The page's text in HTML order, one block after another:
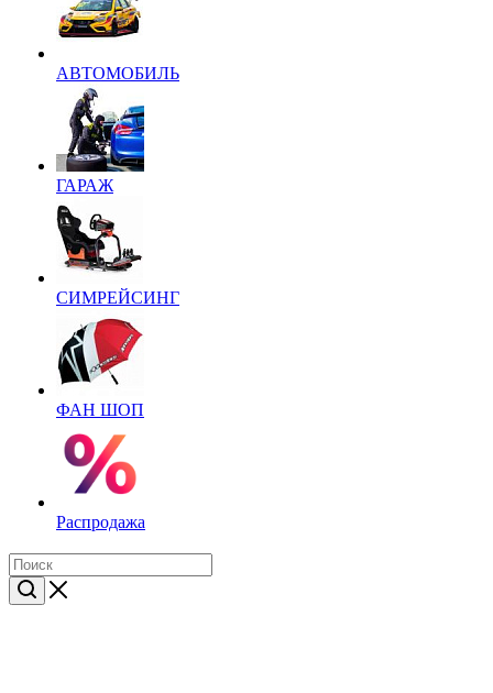
АВТОМОБИЛЬ
ГАРАЖ
СИМРЕЙСИНГ
ФАН ШОП
Распродажа